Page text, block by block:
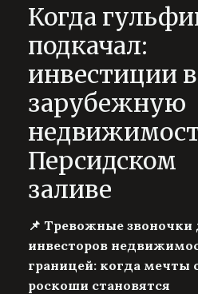
Когда
подкачал:
инвестиции в
зарубежную
Персидском
заливе
📌 Тревожные звоночки
инвесторов
границей: когда мечты
роскоши становятся